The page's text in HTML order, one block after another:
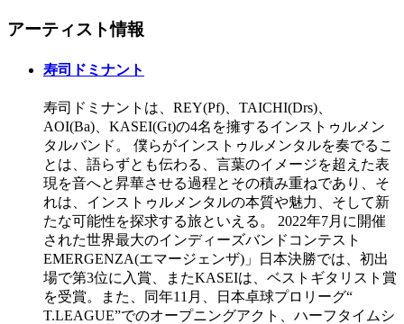
アーティスト情報
寿司ドミナント
寿司ドミナントは、REY(Pf)、TAICHI(Drs)、
AOI(Ba)、KASEI(Gt)の4名を擁するインストゥルメン
タルバンド。 僕らがインストゥルメンタルを奏でるこ
とは、語らずとも伝わる、言葉のイメージを超えた表
現を音へと昇華させる過程とその積み重ねであり、そ
れは、インストゥルメンタルの本質や魅力、そして新
たな可能性を探求する旅といえる。 2022年7月に開催
された世界最大のインディーズバンドコンテスト
EMERGENZA(エマージェンザ)」日本決勝では、初出
場で第3位に入賞、またKASEIは、ベストギタリスト賞
を受賞。また、同年11月、日本卓球プロリーグ“
T.LEAGUE”でのオープニングアクト、ハーフタイムシ